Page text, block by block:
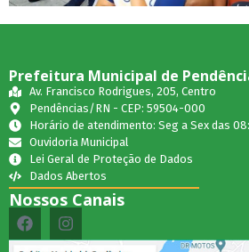
Prefeitura Municipal de
Av. Francisco Rodrigues, 205, Centro
Pendências/RN - CEP: 59504-000
Horário de atendimento: Seg a Sex das
Ouvidoria Municipal
Lei Geral de Proteção de Dados
Dados Abertos
Nossos Canais